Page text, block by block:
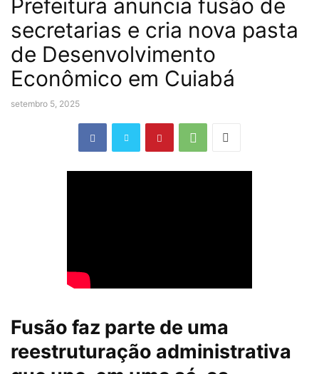
Prefeitura anuncia fusão de
secretarias e cria nova pasta
de Desenvolvimento
Econômico em Cuiabá
setembro 5, 2025
Fusão faz parte de uma
reestruturação administrativa